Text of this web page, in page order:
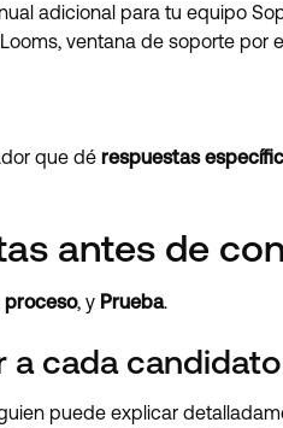
adicional para tu equipo
ventana de soporte por
que dé respuestas
antes de
proceso, y Prueba.
a cada candidato
puede explicar